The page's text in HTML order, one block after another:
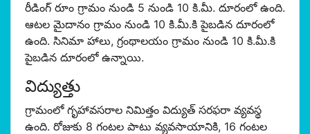
రీడింగ్ రూం గ్రామం నుండి 5 నుండి 10 కి.మీ. దూరంలో ఉంది.
ఆటల మైదానం గ్రామం నుండి 10 కి.మీ.కి పైబడిన దూరంలో
ఉంది. సినిమా హాలు, గ్రంథాలయం గ్రామం నుండి 10 కి.మీ.కి
పైబడిన దూరంలో ఉన్నాయి.
విద్యుత్తు
గ్రామంలో గృహావసరాల నిమిత్తం విద్యుత్ సరఫరా వ్యవస్థ
ఉంది. రోజుకు 8 గంటల పాటు వ్యవసాయానికి, 16 గంటల